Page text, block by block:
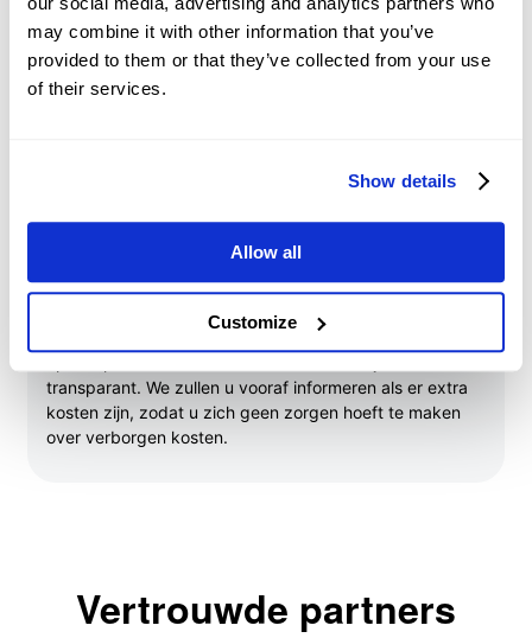
may combine it with other information that you’ve
provided to them or that they’ve collected from your use
of their services.
Show details
Allow all
Customize
plaatsgevonden. Voor de inactieve account worden
maandelijks inactiviteitskosten van 10 USD in rekening
gebracht. Deze kosten worden periodiek ingehouden
totdat de balans op de rekening tot nul is gedaald of de
Overige kosten
Er zijn geen extra kosten verbonden aan het handelen
transparant. We zullen u vooraf informeren als er extra
kosten zijn, zodat u zich geen zorgen hoeft te maken
over verborgen kosten.
Vertrouwde partners